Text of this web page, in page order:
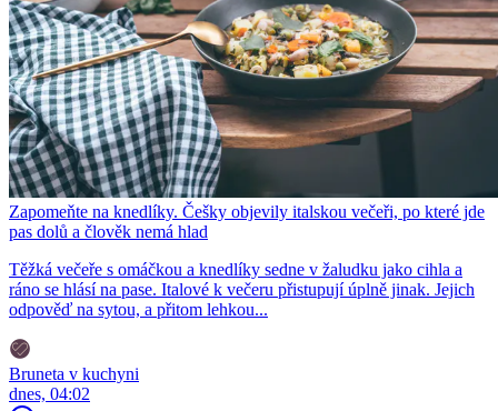
Zapomeňte na knedlíky. Češky objevily italskou večeři, po které jde
pas dolů a člověk nemá hlad
Těžká večeře s omáčkou a knedlíky sedne v žaludku jako cihla a
ráno se hlásí na pase. Italové k večeru přistupují úplně jinak. Jejich
odpověď na sytou, a přitom lehkou...
Bruneta v kuchyni
dnes, 04:02